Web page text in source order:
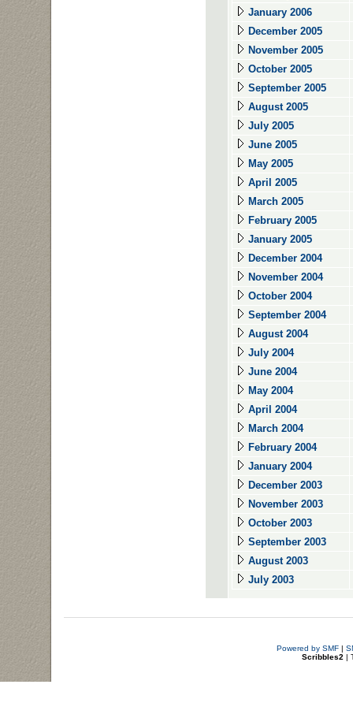
January 2006
December 2005
November 2005
October 2005
September 2005
August 2005
July 2005
June 2005
May 2005
April 2005
March 2005
February 2005
January 2005
December 2004
November 2004
October 2004
September 2004
August 2004
July 2004
June 2004
May 2004
April 2004
March 2004
February 2004
January 2004
December 2003
November 2003
October 2003
September 2003
August 2003
July 2003
Powered by SMF|
Scribbles2 |